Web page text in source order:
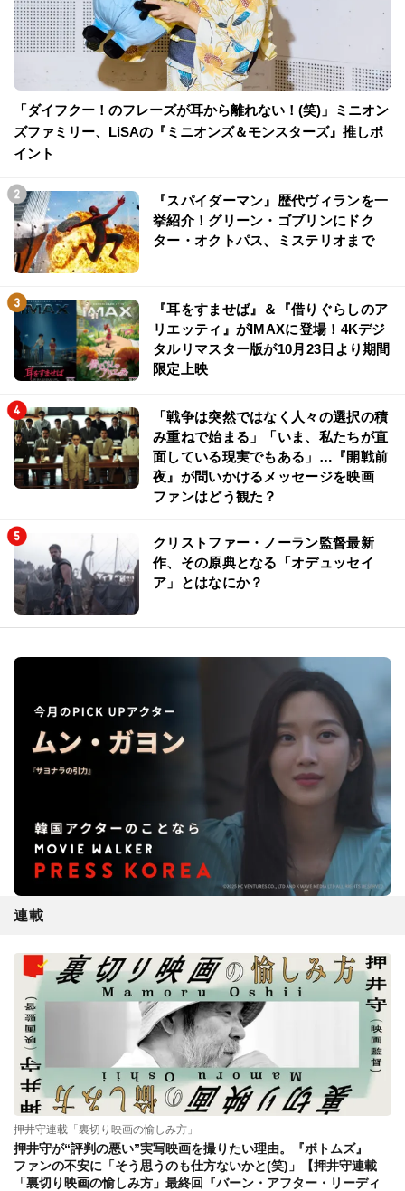
「ダイフクー！のフレーズが耳から離れない！(笑)」ミニオン
ズファミリー、LiSAの『ミニオンズ＆モンスターズ』推しポ
イント
『スパイダーマン』歴代ヴィランを一
挙紹介！グリーン・ゴブリンにドク
ター・オクトパス、ミステリオまで
『耳をすませば』＆『借りぐらしのア
リエッティ』がIMAXに登場！4Kデジ
タルリマスター版が10月23日より期間
限定上映
「戦争は突然ではなく人々の選択の積
み重ねで始まる」「いま、私たちが直
面している現実でもある」…『開戦前
夜』が問いかけるメッセージを映画
ファンはどう観た？
クリストファー・ノーラン監督最新
作、その原典となる「オデュッセイ
ア」とはなにか？
連載
押井守連載「裏切り映画の愉しみ方」
押井守が“評判の悪い”実写映画を撮りたい理由。『ボトムズ』
ファンの不安に「そう思うのも仕方ないかと(笑)」【押井守連載
「裏切り映画の愉しみ方」最終回『バーン・アフター・リーディ